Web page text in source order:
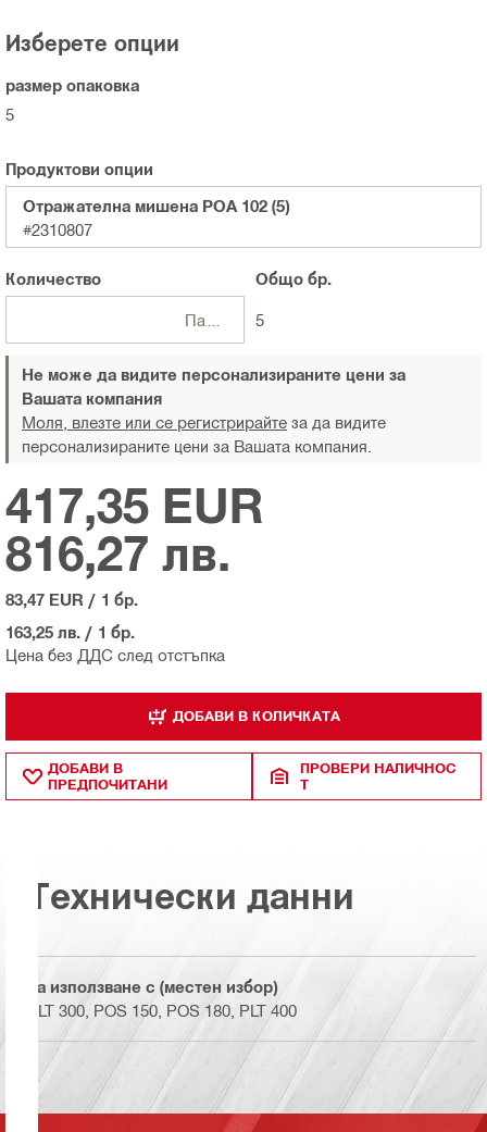
Изберете опции
размер опаковка
5
Продуктови опции
Отражателна мишена POA 102 (5)
#2310807
Количество Общо бр.
5
Не може да видите персонализираните цени за
Вашата компания
Моля, влезте или се регистрирайте за да видите
персонализираните цени за Вашата компания.
Цена без ДДС след отстъпка
417,35 EUR
816,27 лв.
83,47 EUR / 1 бр.
163,25 лв. / 1 бр.
ДОБАВИ В КОЛИЧКАТА
ДОБАВИ В
ПРЕДПОЧИТАНИ
ПРОВЕРИ НАЛИЧНОС
Т
Технически данни
За използване с (местен избор)
PLT 300, POS 150, POS 180, PLT 400